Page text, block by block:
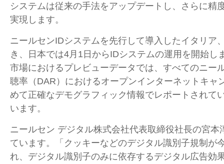
システムは従来の手法をアップデートし、さらに精
実現します。
ニールセンIDシステムを先行して導入したイタリア
き、日本では4月 1日からIDシステムの運用を開始し
市場におけるプレビューデータでは、すべてのニー
聴率（DAR）におけるオープンインターネットキャ
めて正確なデモグラフィック情報でレポートされて
います。
ニールセン デジタル株式会社代表取締役社長の宮本
ています。「クッキーなどのデジタル識別子規制が
れ、デジタル識別子のみに依存するデジタル広告効